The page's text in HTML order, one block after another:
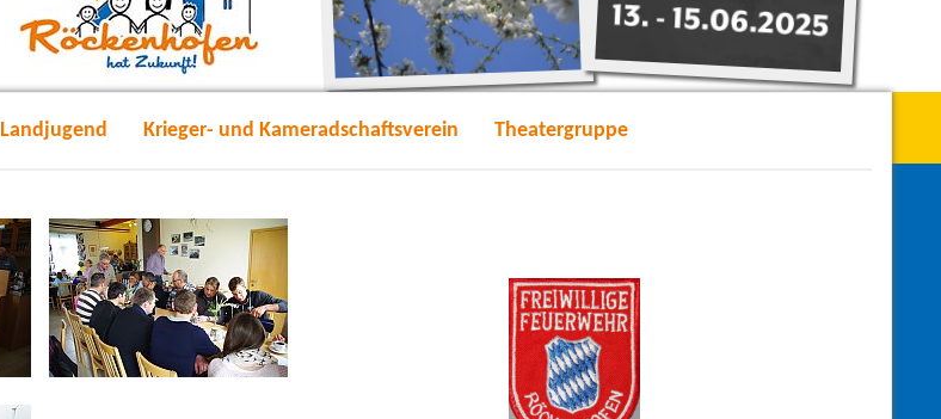
Landjugend Krieger- und Kameradschaftsverein Theatergruppe